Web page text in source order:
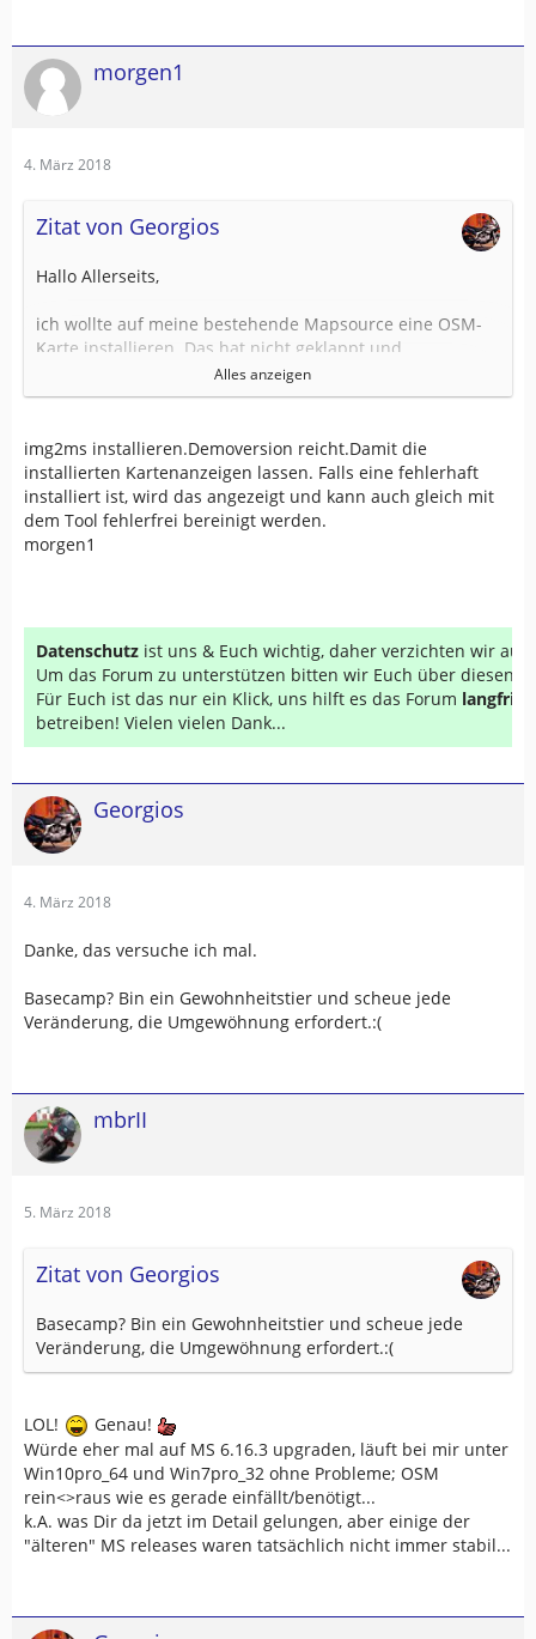
morgen1
4. März 2018
Zitat von Georgios
Hallo Allerseits,
ich wollte auf meine bestehende Mapsource eine OSM-
Karte installieren. Das hat nicht geklappt und
anschließend ließ sich MS nicht mehr öffnen.
Ein Fenster teilte mit, daß die OSM-Karte deinstalliert
Trotzdem geht dieses Fenster immer wieder auf.
Ich habe dann versucht, MS zu deinstallieren, bin mir
aber nicht sicher, ob mir das gelungen ist. Unter
Systemsteuerung ---> Programme finde ich es nicht mehr,
Windows 10.
Alles anzeigen
img2ms installieren.Demoversion reicht.Damit die
installierten Kartenanzeigen lassen. Falls eine fehlerhaft
installiert ist, wird das angezeigt und kann auch gleich mit
dem Tool fehlerfrei bereinigt werden.
morgen1
Datenschutz ist uns & Euch wichtig, daher verzichten wir auf
Um das Forum zu unterstützen bitten wir Euch über diesen
Für Euch ist das nur ein Klick, uns hilft es das Forum
betreiben! Vielen vielen Dank...
Georgios
4. März 2018
Danke, das versuche ich mal.
Basecamp? Bin ein Gewohnheitstier und scheue jede
Veränderung, die Umgewöhnung erfordert.:(
mbrII
5. März 2018
Zitat von Georgios
Basecamp? Bin ein Gewohnheitstier und scheue jede
Veränderung, die Umgewöhnung erfordert.:(
LOL!
Genau!
Würde eher mal auf MS 6.16.3 upgraden, läuft bei mir unter
Win10pro_64 und Win7pro_32 ohne Probleme; OSM
rein<>raus wie es gerade einfällt/benötigt...
k.A. was Dir da jetzt im Detail gelungen, aber einige der
"älteren" MS releases waren tatsächlich nicht immer stabil...